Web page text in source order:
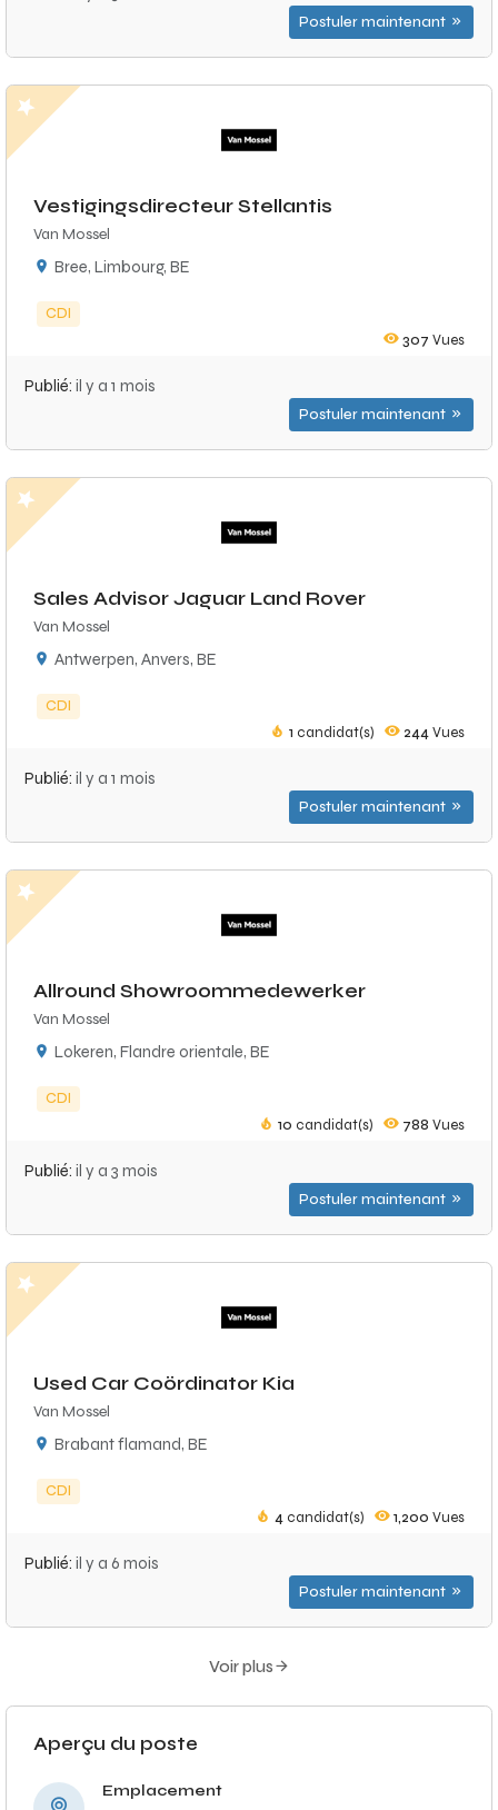
Postuler maintenant
Vestigingsdirecteur Stellantis
Van Mossel
Bree, Limbourg, BE
CDI
307 Vues
Publié: il y a 1 mois
Postuler maintenant
Sales Advisor Jaguar Land Rover
Van Mossel
Antwerpen, Anvers, BE
CDI
1 candidat(s) 244Vues
Publié: il y a 1 mois
Postuler maintenant
Allround Showroommedewerker
Van Mossel
Lokeren, Flandre orientale, BE
CDI
10 candidat(s) 788 Vues
Publié: il y a 3 mois
Postuler maintenant
Used Car Coördinator Kia
Van Mossel
Brabant flamand, BE
CDI
4 candidat(s) 1,200 Vues
Publié: il y a 6 mois
Postuler maintenant
Voir plus
Aperçu du poste
Emplacement